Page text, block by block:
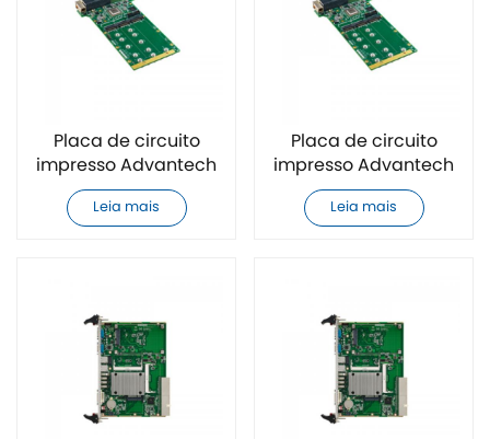
Placa de circuito
impresso Advantech
MIC-3399A3-M8E
CPCI original e nova
Leia mais
Placa de circuito
impresso Advantech
MIC-3397C2-M8E
CPCI original e nova
Leia mais